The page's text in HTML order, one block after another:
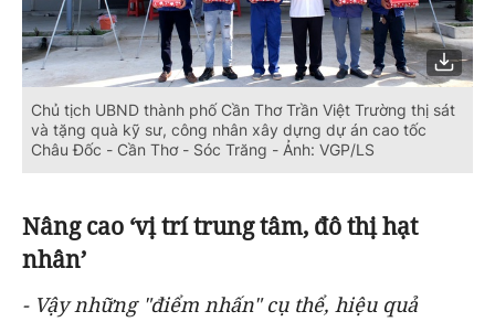
Chủ tịch UBND thành phố Cần Thơ Trần Việt Trường thị sát
và tặng quà kỹ sư, công nhân xây dựng dự án cao tốc
Châu Đốc - Cần Thơ - Sóc Trăng - Ảnh: VGP/LS
Nâng cao ‘vị trí trung tâm, đô thị hạt
nhân’
- Vậy những "điểm nhấn" cụ thể, hiệu quả